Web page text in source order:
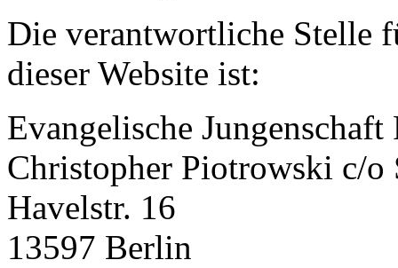
Die verantwortliche Stelle
dieser Website ist:
Evangelische Jungenschaft
Christopher Piotrowski c/
Havelstr. 16
13597 Berlin